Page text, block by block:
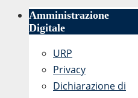
Amministrazione
Digitale
URP
Privacy
Dichiarazione di